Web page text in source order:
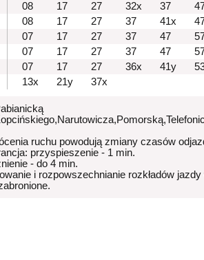
08 17 27 32x 37
08 17 27 37 41x
07 17 27 37 47
07 17 27 37 47
07 17 27 36x 41y
13x 21y 37x
ruchu powodują zmiany czasów
przyspieszenie - 1 min.
- do 4 min.
i rozpowszechnianie rozkładów